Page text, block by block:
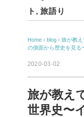
ト ,旅語り
Home › blog › 旅が教
の側面から歴史を見る
2020-03-02
旅が教え
世界史〜